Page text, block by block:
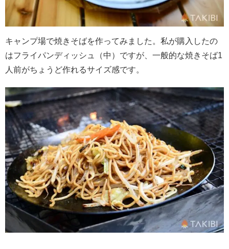
キャンプ場で焼きそばを作ってみました。私が購入したの
はフライパンディッシュ（中）ですが、一般的な焼きそば1
人前がちょうど作れるサイズ感です。